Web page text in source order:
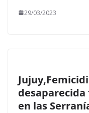
29/03/2023
en las